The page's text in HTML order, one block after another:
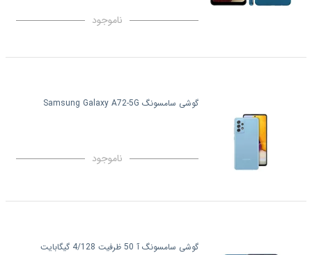
ناموجود
گوشی سامسونگ Samsung Galaxy A72-5G
ناموجود
گوشی سامسونگ آ 50 ظرفیت 4/128 گیگابایت